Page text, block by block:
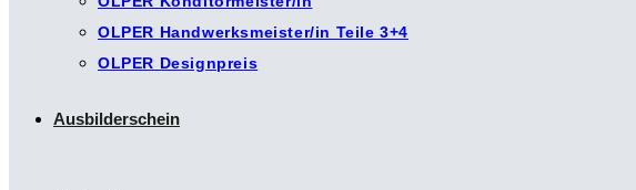
OLPER Handwerksmeister/in Teile 3+4
OLPER Designpreis
Ausbilderschein